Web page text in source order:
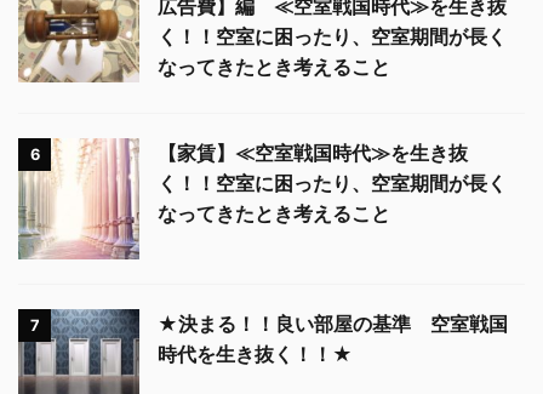
広告費】編 ≪空室戦国時代≫を生き抜
く！！空室に困ったり、空室期間が長く
なってきたとき考えること
6
【家賃】≪空室戦国時代≫を生き抜
く！！空室に困ったり、空室期間が長く
なってきたとき考えること
7
★決まる！！良い部屋の基準 空室戦国
時代を生き抜く！！★